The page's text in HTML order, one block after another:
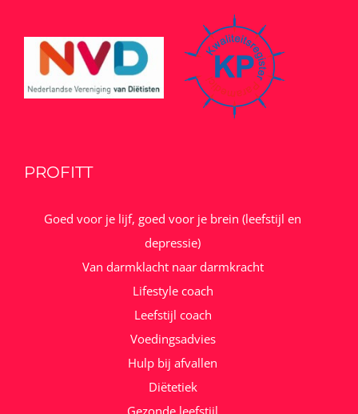
PROFITT
Goed voor je lijf, goed voor je brein (leefstijl en
depressie)
Van darmklacht naar darmkracht
Lifestyle coach
Leefstijl coach
Voedingsadvies
Hulp bij afvallen
Diëtetiek
Gezonde leefstijl